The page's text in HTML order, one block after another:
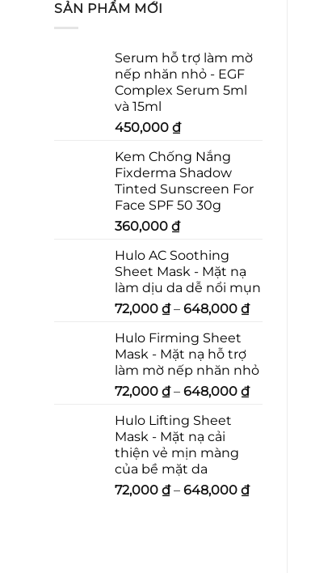
SẢN PHẨM MỚI
Serum hỗ trợ làm mờ
nếp nhăn nhỏ - EGF
Complex Serum 5ml
và 15ml
450,000 ₫
Kem Chống Nắng
Fixderma Shadow
Tinted Sunscreen For
Face SPF 50 30g
360,000 ₫
Hulo AC Soothing
Sheet Mask - Mặt nạ
làm dịu da dễ nổi mụn
72,000 ₫– 648,000 ₫
Hulo Firming Sheet
Mask - Mặt nạ hỗ trợ
làm mờ nếp nhăn nhỏ
72,000 ₫– 648,000 ₫
Hulo Lifting Sheet
Mask - Mặt nạ cải
thiện vẻ mịn màng
của bề mặt da
72,000 ₫– 648,000 ₫